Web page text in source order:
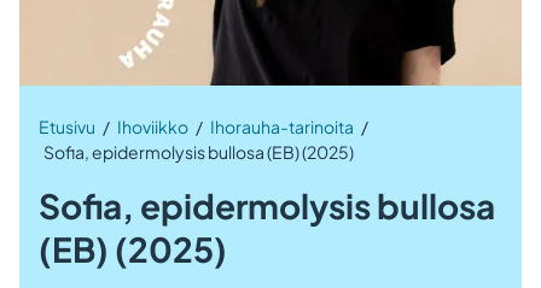
Etusivu / Ihoviikko / Ihorauha-tarinoita /
Sofia, epidermolysis bullosa (EB) (2025)
Sofia, epidermolysis bullosa
(EB) (2025)